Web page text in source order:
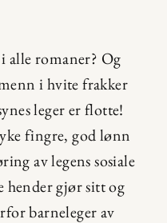
alle romaner? Og
i hvite frakker
leger er flotte!
fingre, god lønn
av legens sosiale
hender gjør sitt og
barneleger av